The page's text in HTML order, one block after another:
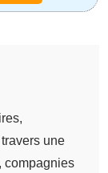
une
compagnies